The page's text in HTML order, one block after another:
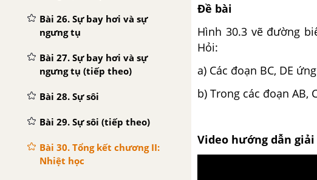
Bài 26. Sự bay hơi và sự
ngưng tụ
Bài 27. Sự bay hơi và sự
ngưng tụ (tiếp theo)
Bài 28. Sự sôi
Bài 29. Sự sôi (tiếp theo)
Bài 30. Tổng kết chương II:
Nhiệt học
Đề bài
Hình 30.3 vẽ đường
Hỏi:
a) Các đoạn BC, DE
b) Trong các đoạn AB,
Video hướng dẫn giải